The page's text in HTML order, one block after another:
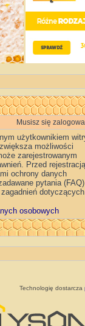
Musisz się
użytkownikiem
możliwości
zarejestrowanym
Przed rejestracją
ochrony danych
pytania
dotyczących
osobowych
Technologię dostarcza